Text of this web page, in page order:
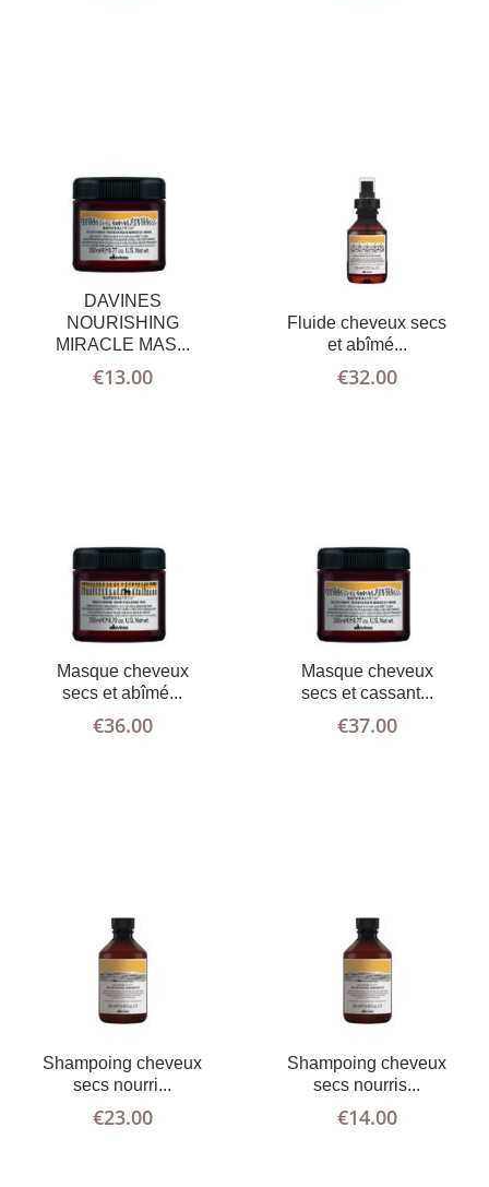
DAVINES
NOURISHING
MIRACLE MAS...
€13.00
Fluide cheveux secs
et abîmé...
€32.00
Masque cheveux
secs et abîmé...
€36.00
AJOUTER AU
PANIER
PLUS
D'INFOS
Masque cheveux
secs et cassant...
€37.00
PANIER
D'INFOS
Shampoing cheveux
secs nourri...
€23.00
AJOUTER AU
PANIER
PLUS
D'INFOS
Shampoing cheveux
secs nourris...
€14.00
AJOUTER AU
PANIER
PLUS
D'INFOS